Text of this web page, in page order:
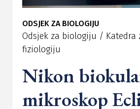
ODSJEK ZA BIOLOGIJU
Odsjek za biologiju / Katedra
fiziologiju
Nikon
mikroskop